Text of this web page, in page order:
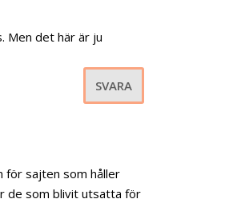
Men det här är ju
SVARA
för sajten som håller
de som blivit utsatta för